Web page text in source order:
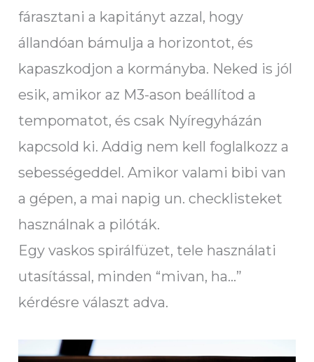
fárasztani a kapitányt azzal, hogy
állandóan bámulja a horizontot, és
kapaszkodjon a kormányba. Neked is jól
esik, amikor az M3-ason beállítod a
tempomatot, és csak Nyíregyházán
kapcsold ki. Addig nem kell foglalkozz a
sebességeddel. Amikor valami bibi van
a gépen, a mai napig un. checklisteket
használnak a pilóták.
Egy vaskos spirálfüzet, tele használati
utasítással, minden “mivan, ha…”
kérdésre választ adva.